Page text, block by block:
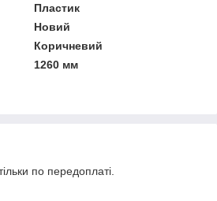
Пластик
Новий
Коричневий
1260 мм
по передоплаті.